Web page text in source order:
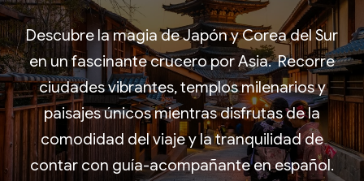
Descubre la magia de Japón y Corea del Sur
en un fascinante crucero por Asia. Recorre
ciudades vibrantes, templos milenarios y
paisajes únicos mientras disfrutas de la
comodidad del viaje y la tranquilidad de
contar con guía-acompañante en español.